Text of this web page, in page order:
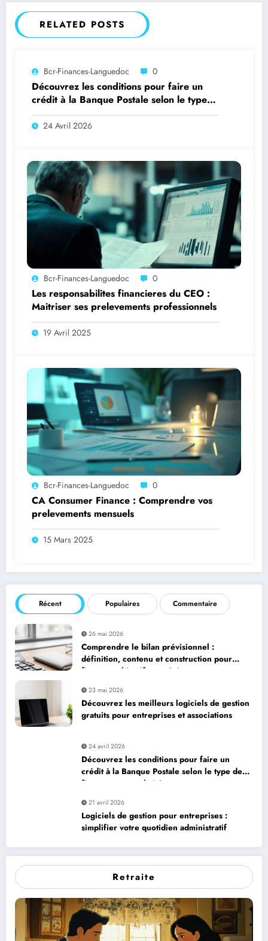
RELATED POSTS
Bcr-Finances-Languedoc 0
Découvrez les conditions pour faire un
crédit à la Banque Postale selon le type
de financement souhaité
24 Avril 2026
Bcr-Finances-Languedoc 0
Les responsabilites financieres du CEO :
Maitriser ses prelevements professionnels
19 Avril 2025
Bcr-Finances-Languedoc 0
CA Consumer Finance : Comprendre vos
prelevements mensuels
15 Mars 2025
Récent Populaires Commentaire
26 mai 2026
Comprendre le bilan prévisionnel :
définition, contenu et construction pour
fixer vos objectifs stratégiques
23 mai 2026
Découvrez les meilleurs logiciels de gestion
gratuits pour entreprises et associations
24 avril 2026
Découvrez les conditions pour faire un
crédit à la Banque Postale selon le type de
financement souhaité
21 avril 2026
Logiciels de gestion pour entreprises :
simplifier votre quotidien administratif
Retraite